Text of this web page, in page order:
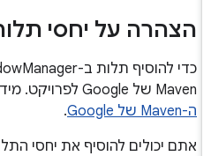
הצהרה על יחסי
Maven של Google לפרויקט. מידע נוסף זמין במאמר
ה-Maven של Google
.
אתם יכולים להוסיף את יחסי